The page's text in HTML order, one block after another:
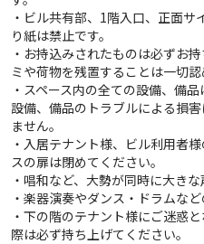
・ビル共有部、1階入口、正面
り紙は禁止です。
・お持込みされたものは必ずお
ミや荷物を残置することは一切認
・スペース内の全ての設備、備
設備、備品のトラブルによる損
ません。
・入居テナント様、ビル利用者
スの扉は閉めてください。
・唱和など、大勢が同時に大き
・楽器演奏やダンス・ドラムな
・下の階のテナント様にご迷惑
際は必ず持ち上げてください。